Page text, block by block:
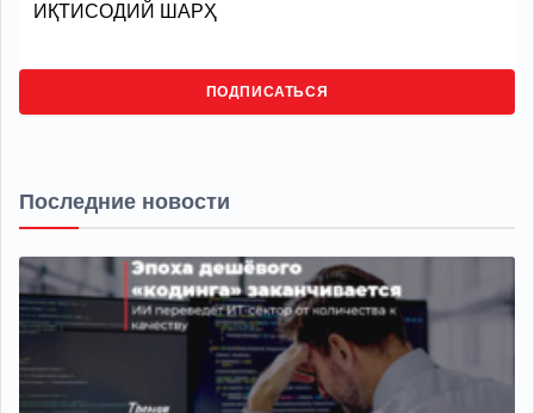
ИҚТИСОДИЙ ШАРҲ
ПОДПИСАТЬСЯ
Последние новости